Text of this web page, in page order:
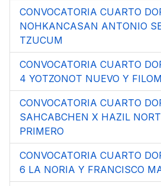
CONVOCATORIA CUARTO
NOHKANCASAN ANTONIO
TZUCUM
CONVOCATORIA CUARTO
4 YOTZONOT NUEVO Y
CONVOCATORIA CUARTO
SAHCABCHEN X HAZIL
PRIMERO
CONVOCATORIA CUARTO
6 LA NORIA Y FRANCISCO